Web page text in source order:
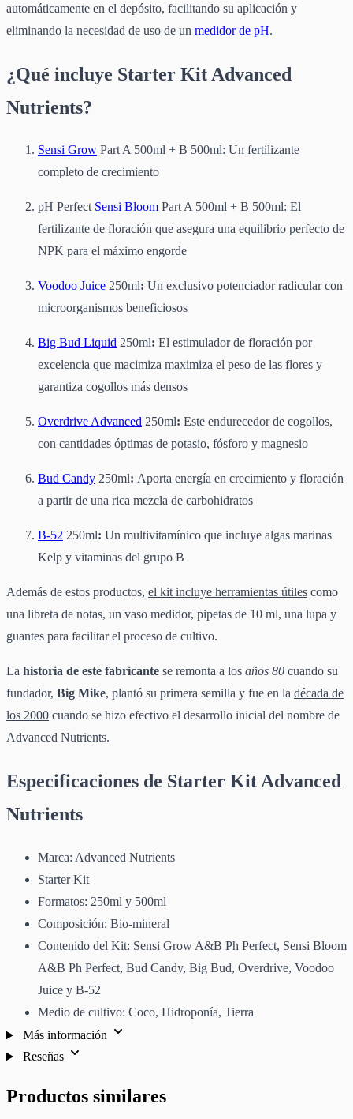
automáticamente en el depósito, facilitando su aplicación y
eliminando la necesidad de uso de un medidor de pH.
¿Qué incluye Starter Kit Advanced
Nutrients?
Sensi Grow Part A 500ml + B 500ml: Un fertilizante
completo de crecimiento
pH Perfect Sensi Bloom Part A 500ml + B 500ml: El
fertilizante de floración que asegura una equilibrio perfecto de
NPK para el máximo engorde
Voodoo Juice 250ml: Un exclusivo potenciador radicular con
microorganismos beneficiosos
Big Bud Liquid 250ml: El estimulador de floración por
excelencia que macimiza maximiza el peso de las flores y
garantiza cogollos más densos
Overdrive Advanced 250ml: Este endurecedor de cogollos,
con cantidades óptimas de potasio, fósforo y magnesio
Bud Candy 250ml: Aporta energía en crecimiento y floración
a partir de una rica mezcla de carbohidratos
B-52 250ml: Un multivitamínico que incluye algas marinas
Kelp y vitaminas del grupo B
Además de estos productos, el kit incluye herramientas útiles como
una libreta de notas, un vaso medidor, pipetas de 10 ml, una lupa y
guantes para facilitar el proceso de cultivo.
La historia de este fabricante se remonta a los años 80 cuando su
fundador, Big Mike, plantó su primera semilla y fue en la década de
los 2000 cuando se hizo efectivo el desarrollo inicial del nombre de
Advanced Nutrients.
Especificaciones de Starter Kit Advanced
Nutrients
Marca: Advanced Nutrients
Starter Kit
Formatos: 250ml y 500ml
Composición: Bio-mineral
Contenido del Kit: Sensi Grow A&B Ph Perfect, Sensi Bloom
A&B Ph Perfect, Bud Candy, Big Bud, Overdrive, Voodoo
Juice y B-52
Medio de cultivo: Coco, Hidroponía, Tierra
Más información
Reseñas
Productos similares